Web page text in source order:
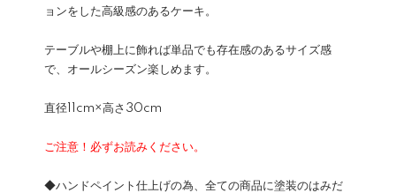
ョンをした高級感のあるケーキ。
テーブルや棚上に飾れば単品でも存在感のあるサイズ感
で、オールシーズン楽しめます。
直径11cm×高さ30cm
ご注意！必ずお読みください。
◆ハンドペイント仕上げの為、全ての商品に塗装のはみだ